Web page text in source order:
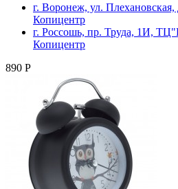
г. Воронеж, ул.
Копицентр
г. Россошь, пр. Труда, 1И,
Копицентр
890 Р